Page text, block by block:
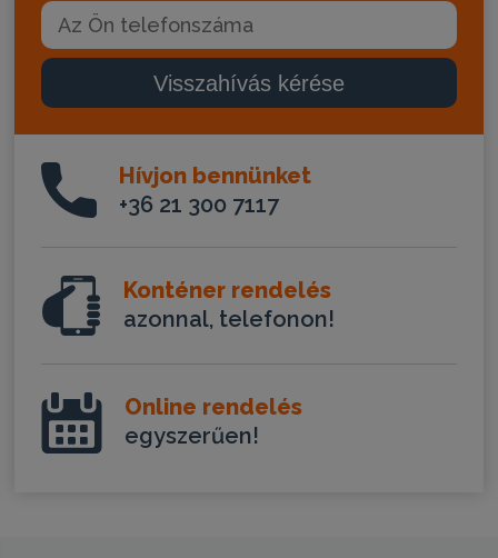
Visszahívás kérése
Hívjon bennünket
+36 21 300 7117
Konténer rendelés
azonnal, telefonon!
Online rendelés
egyszerűen!